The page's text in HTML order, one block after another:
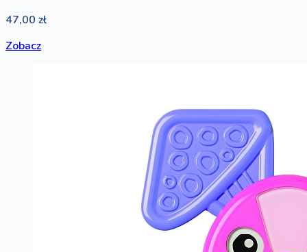
47,00 zł
Zobacz